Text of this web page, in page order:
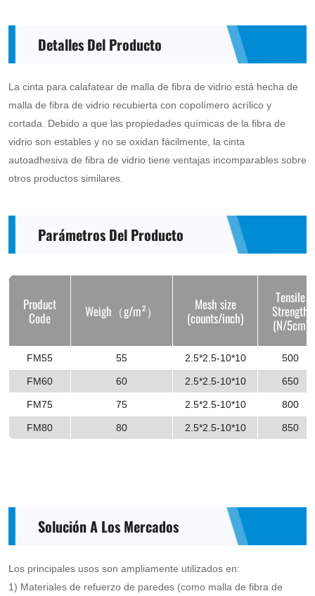
Detalles Del Producto
La cinta para calafatear de malla de fibra de vidrio está hecha de
malla de fibra de vidrio recubierta con copolímero acrílico y
cortada. Debido a que las propiedades químicas de la fibra de
vidrio son estables y no se oxidan fácilmente, la cinta
autoadhesiva de fibra de vidrio tiene ventajas incomparables sobre
otros productos similares.
Parámetros Del Producto
Product
Code Weigh（g/m²） Mesh size
(counts/inch)
Tensile
Strength
(N/5cm)
FM55 55 2.5*2.5-10*10 500
FM60 60 2.5*2.5-10*10 650
FM75 75 2.5*2.5-10*10 800
FM80 80 2.5*2.5-10*10 850
Solución A Los Mercados
Los principales usos son ampliamente utilizados en:
1) Materiales de refuerzo de paredes (como malla de fibra de